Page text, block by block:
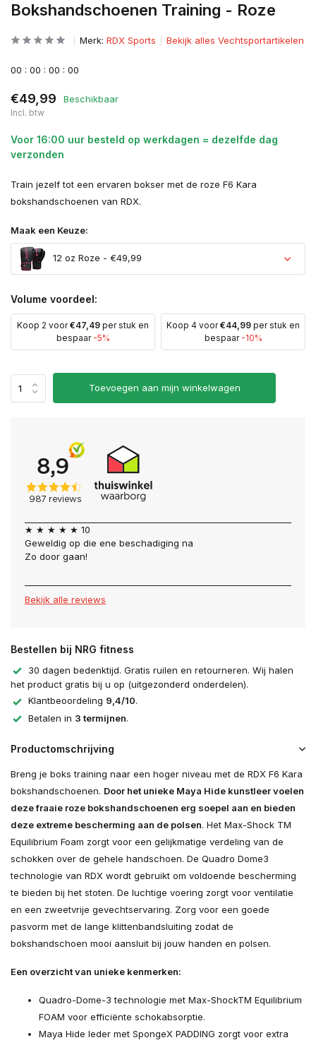
Bokshandschoenen Training - Roze
Merk: RDX Sports Bekijk alles Vechtsportartikelen
00 : 00 : 00 : 00
€49,99 Beschikbaar
Incl. btw
Voor 16:00 uur besteld op werkdagen = dezelfde dag
verzonden
Train jezelf tot een ervaren bokser met de roze F6 Kara
bokshandschoenen van RDX.
Maak een Keuze:
12 oz Roze - €49,99
Volume voordeel:
Koop 2 voor€47,49 per stuk en
bespaar -5%
Koop 4 voor€44,99 per stuk en
bespaar -10%
Toevoegen aan mijn winkelwagen
★ ★ ★ ★ ★ 10
Geweldig op die ene beschadiging na
Zo door gaan!
Bekijk alle reviews
Bestellen bij NRG fitness
30 dagen bedenktijd. Gratis ruilen en retourneren. Wij halen
het product gratis bij u op (uitgezonderd onderdelen).
Klantbeoordeling 9,4/10.
Betalen in 3 termijnen.
Productomschrijving
Breng je boks training naar een hoger niveau met de RDX F6 Kara
bokshandschoenen. Door het unieke Maya Hide kunstleer voelen
deze fraaie roze bokshandschoenen erg soepel aan en bieden
deze extreme bescherming aan de polsen. Het Max-Shock TM
Equilibrium Foam zorgt voor een gelijkmatige verdeling van de
schokken over de gehele handschoen. De Quadro Dome3
technologie van RDX wordt gebruikt om voldoende bescherming
te bieden bij het stoten. De luchtige voering zorgt voor ventilatie
en een zweetvrije gevechtservaring. Zorg voor een goede
pasvorm met de lange klittenbandsluiting zodat de
bokshandschoen mooi aansluit bij jouw handen en polsen.
Een overzicht van unieke kenmerken:
Quadro-Dome-3 technologie met Max-ShockTM Equilibrium
FOAM voor efficiënte schokabsorptie.
Maya Hide leder met SpongeX PADDING zorgt voor extra